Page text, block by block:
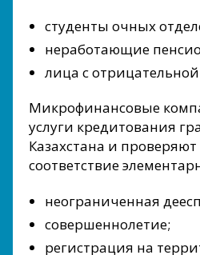
студенты очных
неработающие
лица с
Микрофинансовые
услуги кредитования
Казахстана и
соответствие
неограниченная
совершеннолетие;
регистрация на